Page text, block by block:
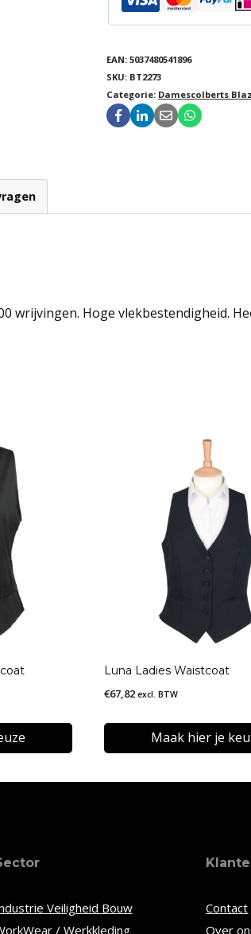
EAN:5037480541896
SKU: BT2273
Categorie: Damescolberts
wrijvingen. Hoge vlekbestendigheid.
Luna Ladies Waistcoat
€67,82 excl. BTW
Maak hier je
optie
Veiligheid Bouw
/ Werkkleding
Contact
Over